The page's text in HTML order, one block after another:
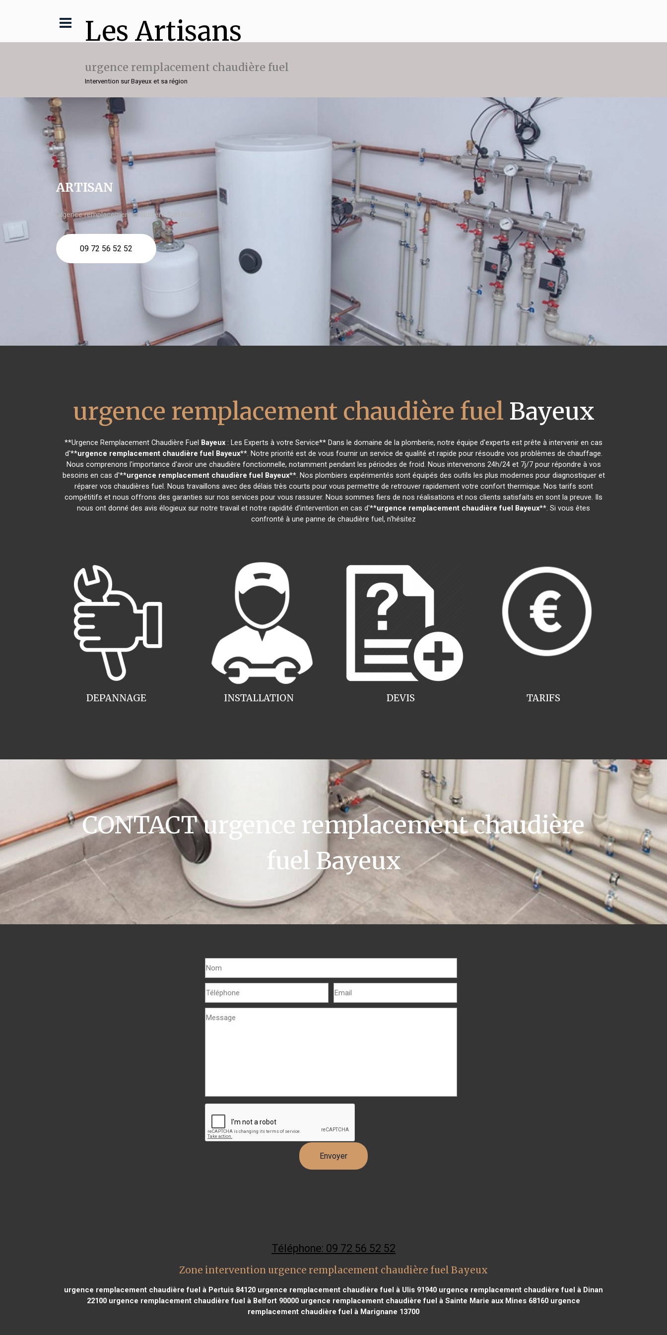
Les Artisans
urgence remplacement chaudière fuel
Intervention sur Bayeux et sa région
ARTISAN
urgence remplacement chaudière fuel Bayeux
09 72 56 52 52
urgence remplacement chaudière fuel Bayeux
**Urgence Remplacement Chaudière Fuel Bayeux : Les Experts à votre Service** Dans le domaine de la plomberie, notre équipe d'experts est prête à intervenir en cas
d'**urgence remplacement chaudière fuel Bayeux**. Notre priorité est de vous fournir un service de qualité et rapide pour résoudre vos problèmes de chauffage.
Nous comprenons l'importance d'avoir une chaudière fonctionnelle, notamment pendant les périodes de froid. Nous intervenons 24h/24 et 7j/7 pour répondre à vos
besoins en cas d'**urgence remplacement chaudière fuel Bayeux**. Nos plombiers expérimentés sont équipés des outils les plus modernes pour diagnostiquer et
réparer vos chaudières fuel. Nous travaillons avec des délais très courts pour vous permettre de retrouver rapidement votre confort thermique. Nos tarifs sont
compétitifs et nous offrons des garanties sur nos services pour vous rassurer. Nous sommes fiers de nos réalisations et nos clients satisfaits en sont la preuve. Ils
nous ont donné des avis élogieux sur notre travail et notre rapidité d'intervention en cas d'**urgence remplacement chaudière fuel Bayeux**. Si vous êtes
confronté à une panne de chaudière fuel, n'hésitez
INSTALLATION
DEPANNAGE TARIFS
DEVIS
CONTACT urgence remplacement chaudière
fuel Bayeux
Téléphone: 09 72 56 52 52
Zone intervention urgence remplacement chaudière fuel Bayeux
urgence remplacement chaudière fuel à Pertuis 84120 urgence remplacement chaudière fuel à Ulis 91940 urgence remplacement chaudière fuel à Dinan
22100 urgence remplacement chaudière fuel à Belfort 90000 urgence remplacement chaudière fuel à Sainte Marie aux Mines 68160 urgence
remplacement chaudière fuel à Marignane 13700